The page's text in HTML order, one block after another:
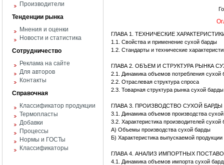
Производители
Тенденции рынка
Мнения и оценки
Новости и статистика
Сотрудничество
Реклама на сайте
Для авторов
Контакты
Справочная
Классификатор продукции
Термопласты
Добавки
Процессы
Нормы и ГОСТы
Классификаторы
ГЛАВА 1. ТЕХНИЧЕСКИЕ
1.1. Свойства и применение сухой барды
1.2. Стандарты и технические
ГЛАВА 2. ОБЪЕМ И СТРУКТУРА РЫНКА
2.1. Динамика объемов потребления
2.2. Отраслевая структура спроса
2.3. Товарная структура рынка сухой барды
ГЛАВА 3. ПРОИЗВОДСТВО СУХОЙ БАРДЫ
3.1. Динамика объемов производства
3.2. Характеристика производителей
А) Объемы производства сухой барды
Б) Характеристика выпускаемой продукции
ГЛАВА 4. АНАЛИЗ ИМПОРТНЫХ
4.1. Динамика объемов импорта сухой